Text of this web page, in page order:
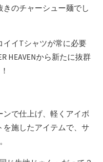
のチャーシュー麺でし
イイTシャツが常に必要
HEAVENから新たに抜群
で仕上げ、軽くアイボ
を施したアイテムで、サ